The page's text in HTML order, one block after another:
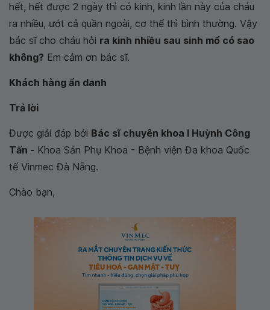
hết, hết được 2 ngày thì có kinh, kinh lần này của cháu
ra nhiều, ướt cả quần ngoài, cơ thể thì bình thường. Vậy
bác sĩ cho cháu hỏi ra kinh nhiều sau sinh mổ có sao
không? Em cảm ơn bác sĩ.
Khách hàng ẩn danh
Trả lời
Được giải đáp bởi Bác sĩ chuyên khoa I Huỳnh Công
Tấn - Khoa Sản Phụ Khoa - Bệnh viện Đa khoa Quốc
tế Vinmec Đà Nẵng.
Chào bạn,